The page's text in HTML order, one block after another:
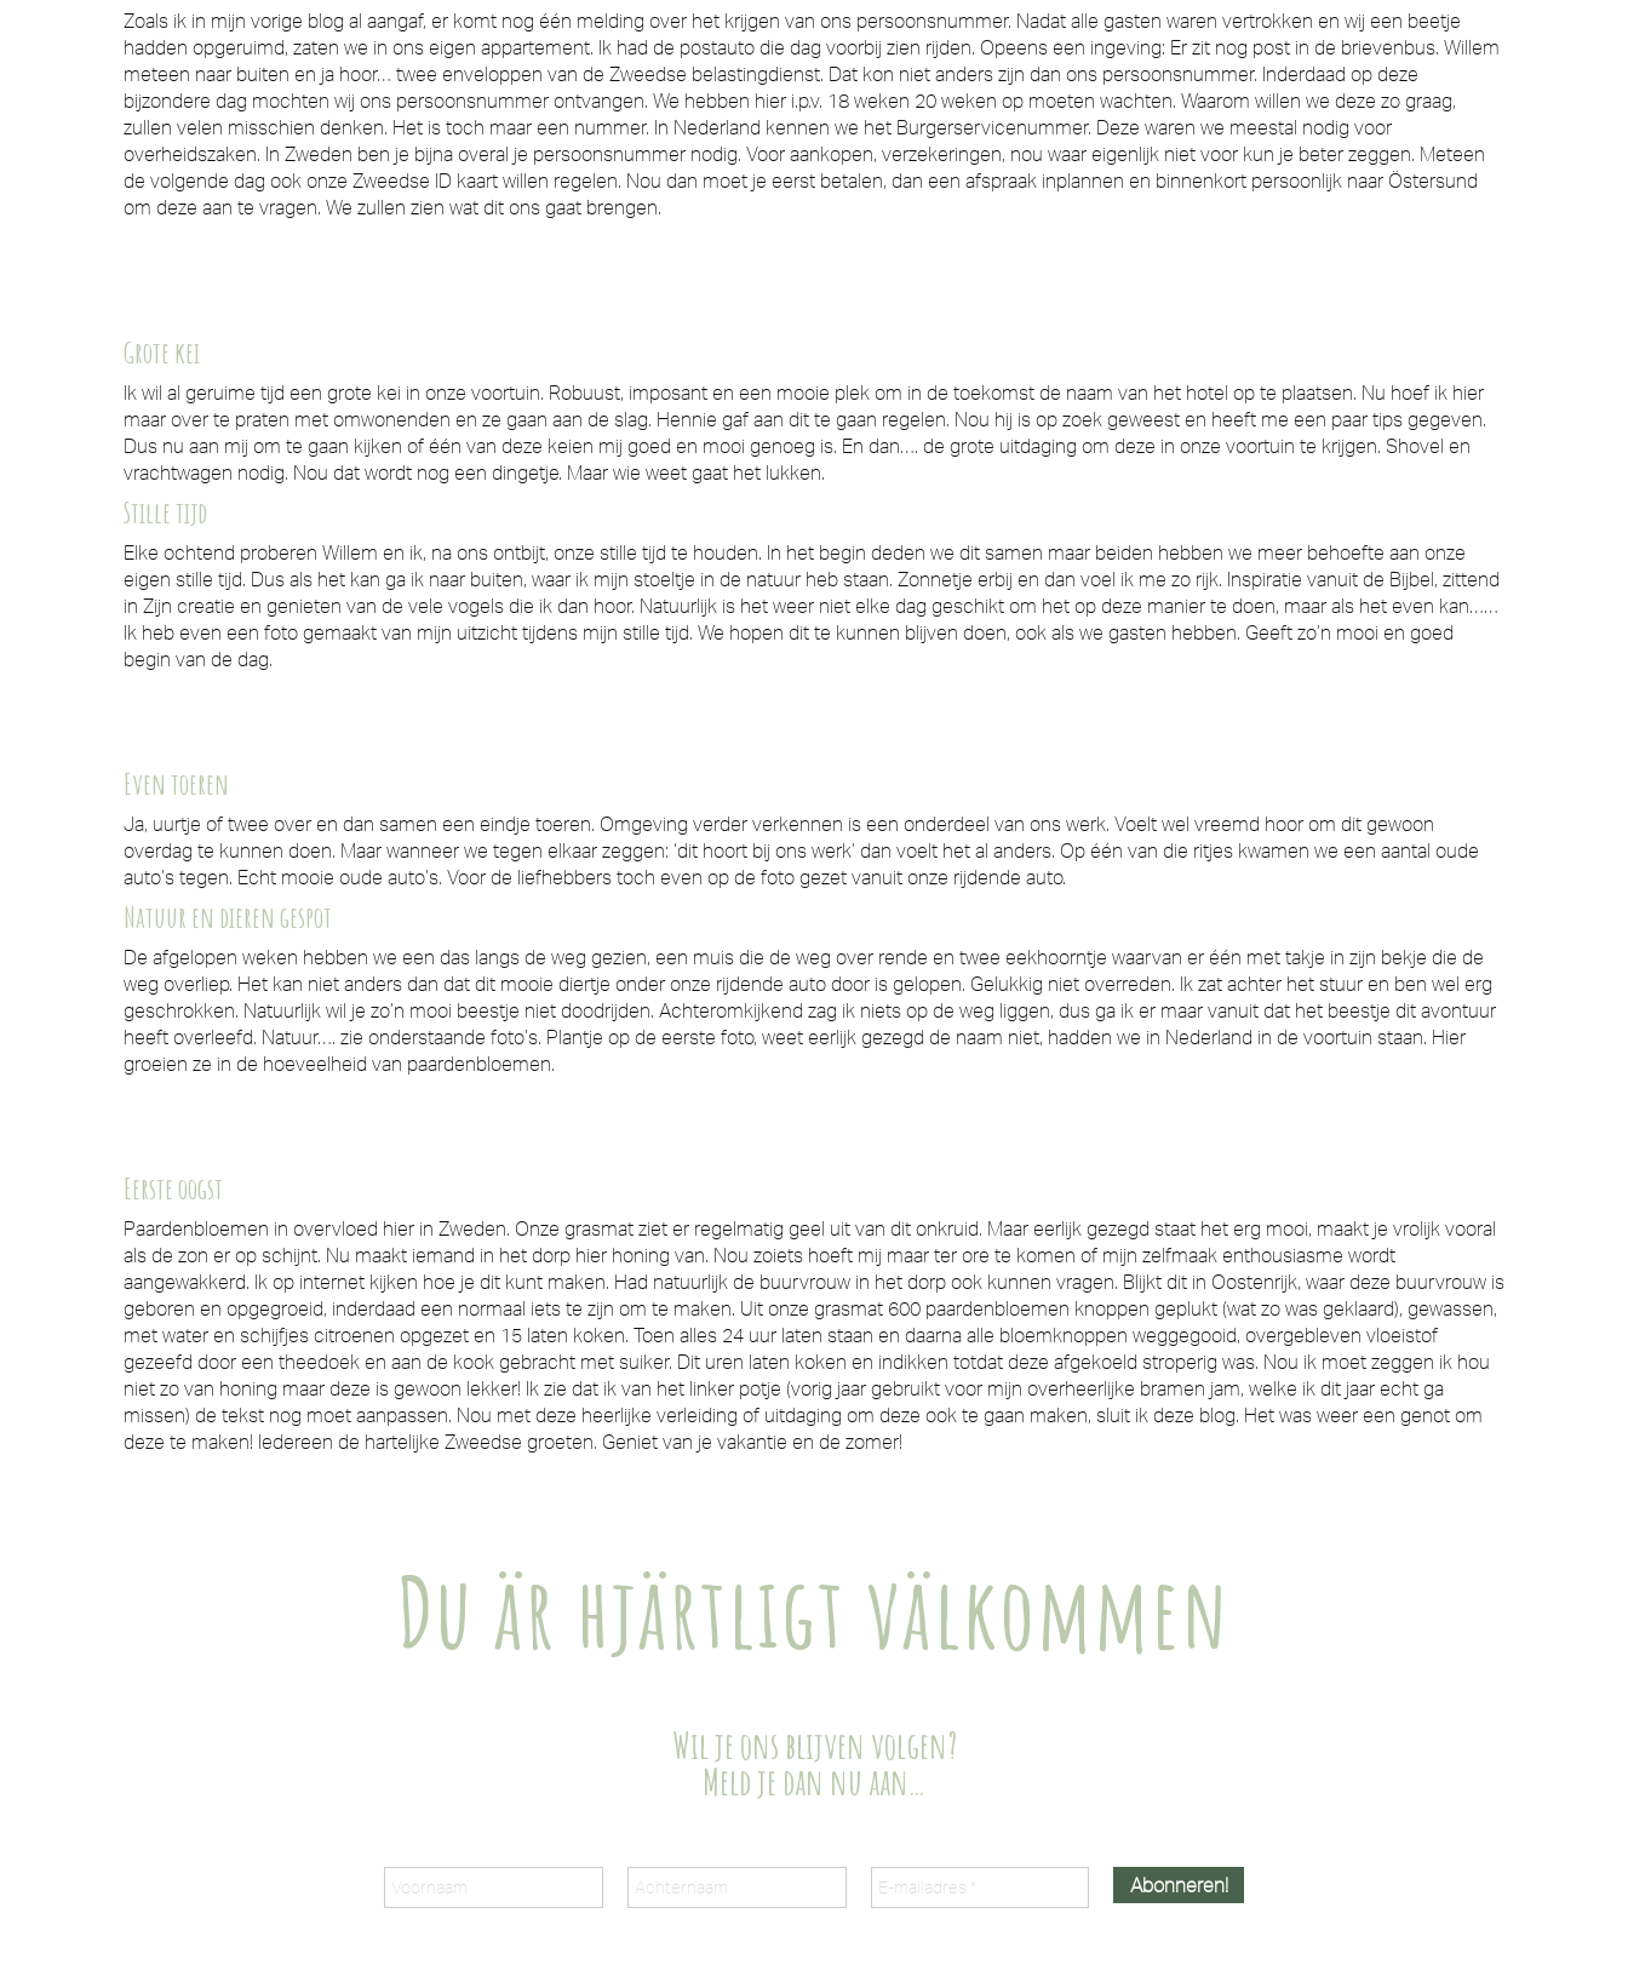
Zoals ik in mijn vorige blog al aangaf, er komt nog één melding over het krijgen van ons persoonsnummer. Nadat alle gasten waren vertrokken en wij een beetje
hadden opgeruimd, zaten we in ons eigen appartement. Ik had de postauto die dag voorbij zien rijden. Opeens een ingeving: Er zit nog post in de brievenbus. Willem
meteen naar buiten en ja hoor… twee enveloppen van de Zweedse belastingdienst. Dat kon niet anders zijn dan ons persoonsnummer. Inderdaad op deze
bijzondere dag mochten wij ons persoonsnummer ontvangen. We hebben hier i.p.v. 18 weken 20 weken op moeten wachten. Waarom willen we deze zo graag,
zullen velen misschien denken. Het is toch maar een nummer. In Nederland kennen we het Burgerservicenummer. Deze waren we meestal nodig voor
overheidszaken. In Zweden ben je bijna overal je persoonsnummer nodig. Voor aankopen, verzekeringen, nou waar eigenlijk niet voor kun je beter zeggen. Meteen
de volgende dag ook onze Zweedse ID kaart willen regelen. Nou dan moet je eerst betalen, dan een afspraak inplannen en binnenkort persoonlijk naar Östersund
om deze aan te vragen. We zullen zien wat dit ons gaat brengen.
Grote kei
Ik wil al geruime tijd een grote kei in onze voortuin. Robuust, imposant en een mooie plek om in de toekomst de naam van het hotel op te plaatsen. Nu hoef ik hier
maar over te praten met omwonenden en ze gaan aan de slag. Hennie gaf aan dit te gaan regelen. Nou hij is op zoek geweest en heeft me een paar tips gegeven.
Dus nu aan mij om te gaan kijken of één van deze keien mij goed en mooi genoeg is. En dan…. de grote uitdaging om deze in onze voortuin te krijgen. Shovel en
vrachtwagen nodig. Nou dat wordt nog een dingetje. Maar wie weet gaat het lukken.
Stille tijd
Elke ochtend proberen Willem en ik, na ons ontbijt, onze stille tijd te houden. In het begin deden we dit samen maar beiden hebben we meer behoefte aan onze
eigen stille tijd. Dus als het kan ga ik naar buiten, waar ik mijn stoeltje in de natuur heb staan. Zonnetje erbij en dan voel ik me zo rijk. Inspiratie vanuit de Bijbel, zittend
in Zijn creatie en genieten van de vele vogels die ik dan hoor. Natuurlijk is het weer niet elke dag geschikt om het op deze manier te doen, maar als het even kan……
Ik heb even een foto gemaakt van mijn uitzicht tijdens mijn stille tijd. We hopen dit te kunnen blijven doen, ook als we gasten hebben. Geeft zo’n mooi en goed
begin van de dag.
Even toeren
Ja, uurtje of twee over en dan samen een eindje toeren. Omgeving verder verkennen is een onderdeel van ons werk. Voelt wel vreemd hoor om dit gewoon
overdag te kunnen doen. Maar wanneer we tegen elkaar zeggen: ‘dit hoort bij ons werk’ dan voelt het al anders. Op één van die ritjes kwamen we een aantal oude
auto’s tegen. Echt mooie oude auto’s. Voor de liefhebbers toch even op de foto gezet vanuit onze rijdende auto.
Natuur en dieren gespot
De afgelopen weken hebben we een das langs de weg gezien, een muis die de weg over rende en twee eekhoorntje waarvan er één met takje in zijn bekje die de
weg overliep. Het kan niet anders dan dat dit mooie diertje onder onze rijdende auto door is gelopen. Gelukkig niet overreden. Ik zat achter het stuur en ben wel erg
geschrokken. Natuurlijk wil je zo’n mooi beestje niet doodrijden. Achteromkijkend zag ik niets op de weg liggen, dus ga ik er maar vanuit dat het beestje dit avontuur
heeft overleefd. Natuur…. zie onderstaande foto’s. Plantje op de eerste foto, weet eerlijk gezegd de naam niet, hadden we in Nederland in de voortuin staan. Hier
groeien ze in de hoeveelheid van paardenbloemen.
Eerste oogst
Paardenbloemen in overvloed hier in Zweden. Onze grasmat ziet er regelmatig geel uit van dit onkruid. Maar eerlijk gezegd staat het erg mooi, maakt je vrolijk vooral
als de zon er op schijnt. Nu maakt iemand in het dorp hier honing van. Nou zoiets hoeft mij maar ter ore te komen of mijn zelfmaak enthousiasme wordt
aangewakkerd. Ik op internet kijken hoe je dit kunt maken. Had natuurlijk de buurvrouw in het dorp ook kunnen vragen. Blijkt dit in Oostenrijk, waar deze buurvrouw is
geboren en opgegroeid, inderdaad een normaal iets te zijn om te maken. Uit onze grasmat 600 paardenbloemen knoppen geplukt (wat zo was geklaard), gewassen,
met water en schijfjes citroenen opgezet en 15 laten koken. Toen alles 24 uur laten staan en daarna alle bloemknoppen weggegooid, overgebleven vloeistof
gezeefd door een theedoek en aan de kook gebracht met suiker. Dit uren laten koken en indikken totdat deze afgekoeld stroperig was. Nou ik moet zeggen ik hou
niet zo van honing maar deze is gewoon lekker! Ik zie dat ik van het linker potje (vorig jaar gebruikt voor mijn overheerlijke bramen jam, welke ik dit jaar echt ga
missen) de tekst nog moet aanpassen. Nou met deze heerlijke verleiding of uitdaging om deze ook te gaan maken, sluit ik deze blog. Het was weer een genot om
deze te maken! Iedereen de hartelijke Zweedse groeten. Geniet van je vakantie en de zomer!
Du är hjärtligt välkommen
Wil je ons blijven volgen?
Meld je dan nu aan…